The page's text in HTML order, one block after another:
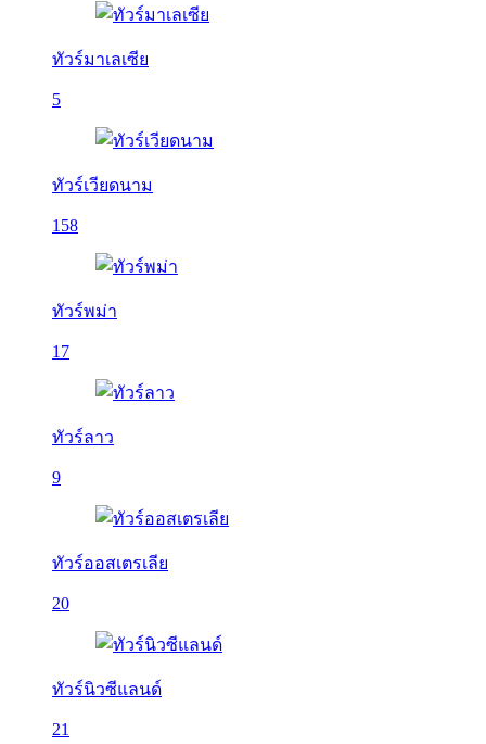
ทัวร์มาเลเซีย
5
ทัวร์เวียดนาม
158
ทัวร์พม่า
17
ทัวร์ลาว
9
ทัวร์ออสเตรเลีย
20
ทัวร์นิวซีแลนด์
21